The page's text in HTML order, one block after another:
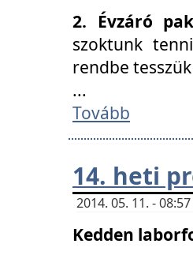
2. Évzáró
szoktunk
rendbe
...
Tovább
14. heti
2014. 05. 11. -
Kedden